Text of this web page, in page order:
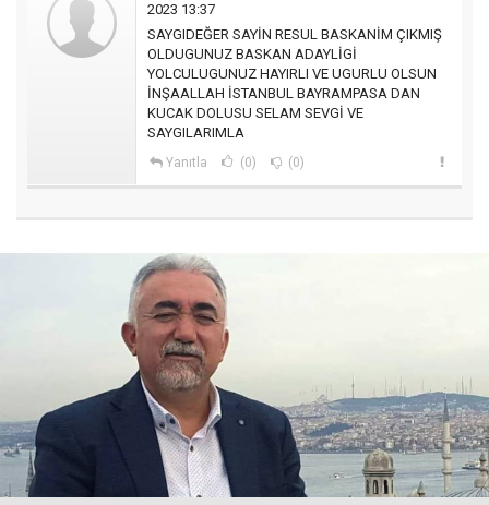
2023 13:37
SAYGIDEĞER SAYİN RESUL BASKANİM ÇIKMIŞ
OLDUGUNUZ BASKAN ADAYLİGİ
YOLCULUGUNUZ HAYIRLI VE UGURLU OLSUN
İNŞAALLAH İSTANBUL BAYRAMPASA DAN
KUCAK DOLUSU SELAM SEVGİ VE
SAYGILARIMLA
Yanıtla (0) (0)